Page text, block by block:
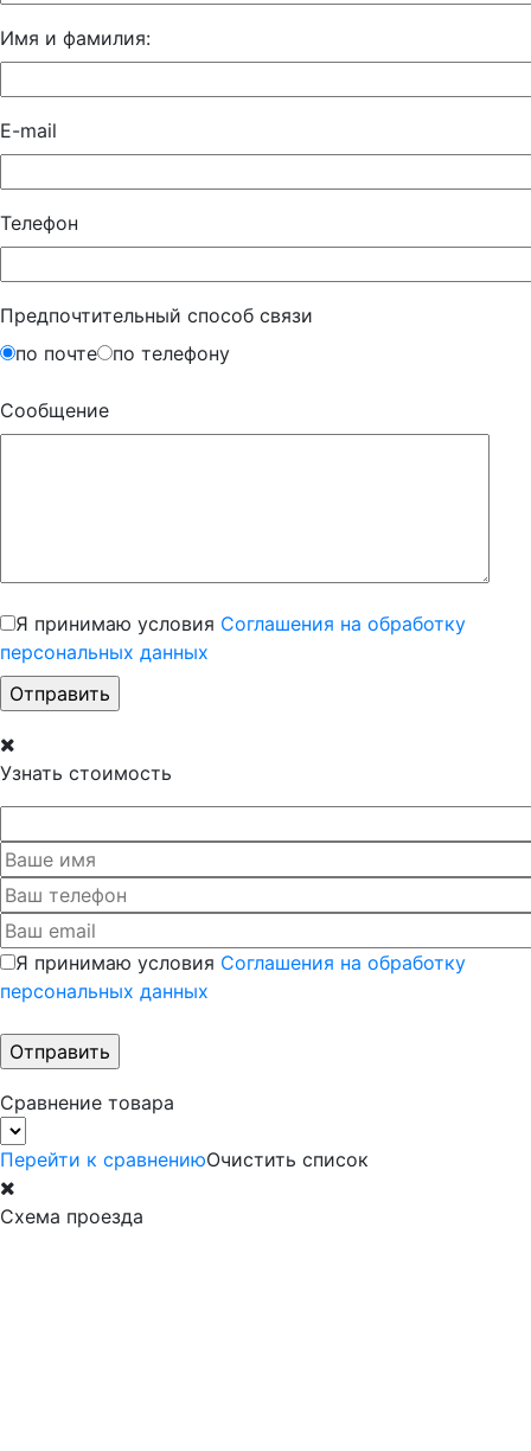
Имя и фамилия:
E-mail
Телефон
Предпочтительный способ связи
по почте
по телефону
Сообщение
Я принимаю условия Соглашения на обработку
персональных данных
Узнать стоимость
Я принимаю условия Соглашения на обработку
персональных данных
Сравнение товара
Перейти к сравнениюОчистить список
Схема проезда